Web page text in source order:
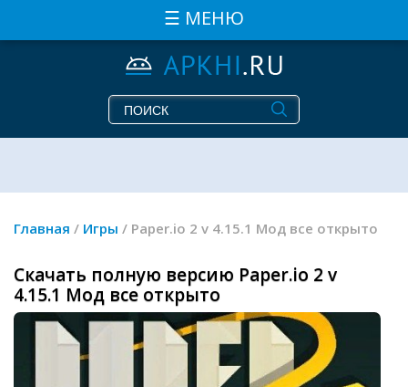
☰ МЕНЮ
Главная / Игры / Paper.io 2 v 4.15.1 Мод все открыто
Скачать полную версию Paper.io 2 v
4.15.1 Мод все открыто